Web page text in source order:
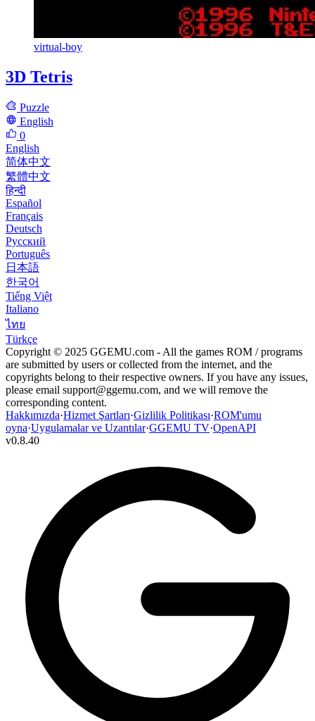
virtual-boy
3D Tetris
Puzzle
English
0
English
简体中文
繁體中文
हिन्दी
Español
Français
Deutsch
Русский
Português
日本語
한국어
Tiếng Việt
Italiano
ไทย
Türkçe
Copyright © 2025 GGEMU.com - All the games ROM / programs
are submitted by users or collected from the internet, and the
copyrights belong to their respective owners. If you have any issues,
please email support@ggemu.com, and we will remove the
corresponding content.
Hakkımızda·Hizmet Şartları·Gizlilik Politikası·ROM'umu
oyna·Uygulamalar ve Uzantılar·GGEMU TV·OpenAPI
v0.8.40